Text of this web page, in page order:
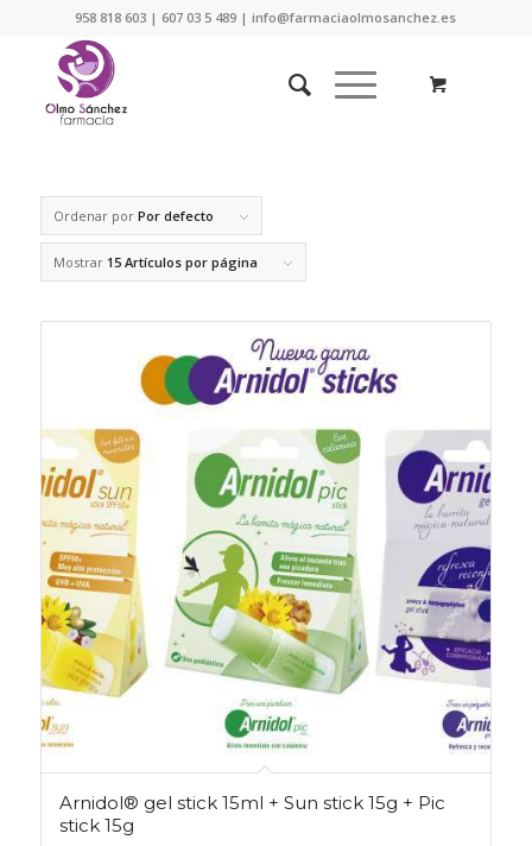
958 818 603 | 607 03 5 489 | info@farmaciaolmosanchez.es
Ordenar por Por defecto
Mostrar 15 Artículos por página
Arnidol® gel stick 15ml + Sun stick 15g + Pic
stick 15g